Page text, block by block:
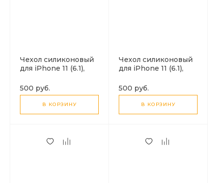
Чехол силиконовый
для iPhone 11 (6.1),
CASE, голубой с
фиолетовым
500 руб.
В КОРЗИНУ
Чехол силиконовый
для iPhone 11 (6.1),
CASE, салатово-
желтый
500 руб.
В КОРЗИНУ